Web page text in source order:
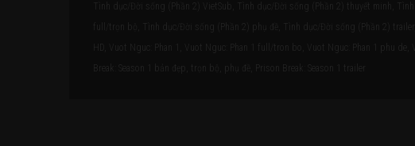
Tình dục/Đời sống (Phần 2) VietSub, Tình dục/Đời sống (Phần 2) thuyết minh,
full/trọn bộ, Tình dục/Đời sống (Phần 2) phụ đề, Tình dục/Đời sống (Phần 2)
HD, Vuot Nguc: Phan 1, Vuot Nguc: Phan 1 full/tron bo, Vuot Nguc: Phan 1 phu
Break: Season 1 bản đẹp, trọn bộ, phụ đề, Prison Break: Season 1 trailer